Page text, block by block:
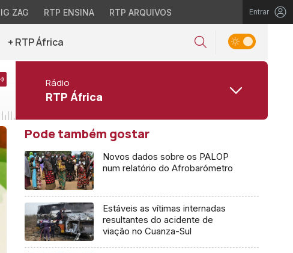
ZAG RTP ENSINA RTP ARQUIVOS Entrar
+ RTP África
Rádio
RTP África
Pode também gostar
Novos dados sobre os PALOP
num relatório do Afrobarómetro
Estáveis as vítimas internadas
resultantes do acidente de
viação no Cuanza-Sul